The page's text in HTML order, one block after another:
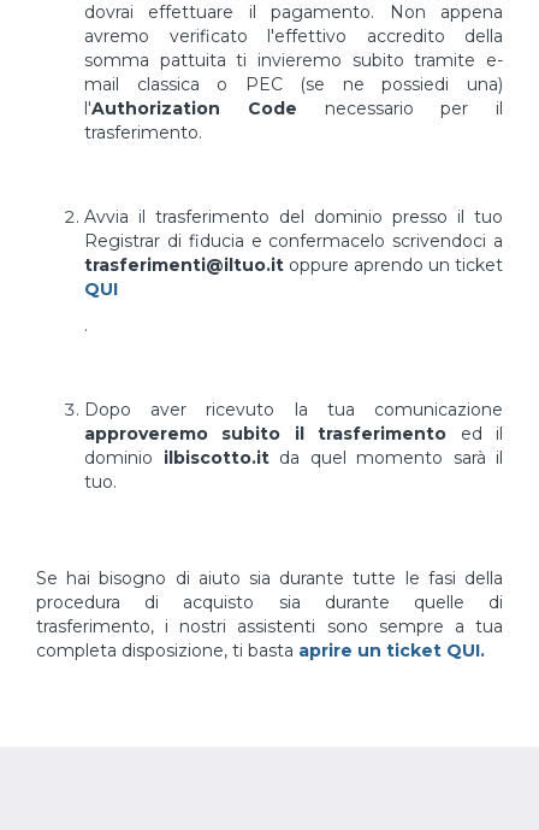
dovrai effettuare il pagamento. Non appena
avremo verificato l'effettivo accredito della
somma pattuita ti invieremo subito tramite e-
mail classica o PEC (se ne possiedi una)
l'Authorization Code necessario per il
trasferimento.
Avvia il trasferimento del dominio presso il tuo
Registrar di fiducia e confermacelo scrivendoci a
trasferimenti@iltuo.it oppure aprendo un ticket
QUI
.
Dopo aver ricevuto la tua comunicazione
approveremo subito il trasferimento ed il
dominio ilbiscotto.itda quel momento sarà il
tuo.
Se hai bisogno di aiuto sia durante tutte le fasi della
procedura di acquisto sia durante quelle di
trasferimento, i nostri assistenti sono sempre a tua
completa disposizione, ti basta aprire un ticket QUI.